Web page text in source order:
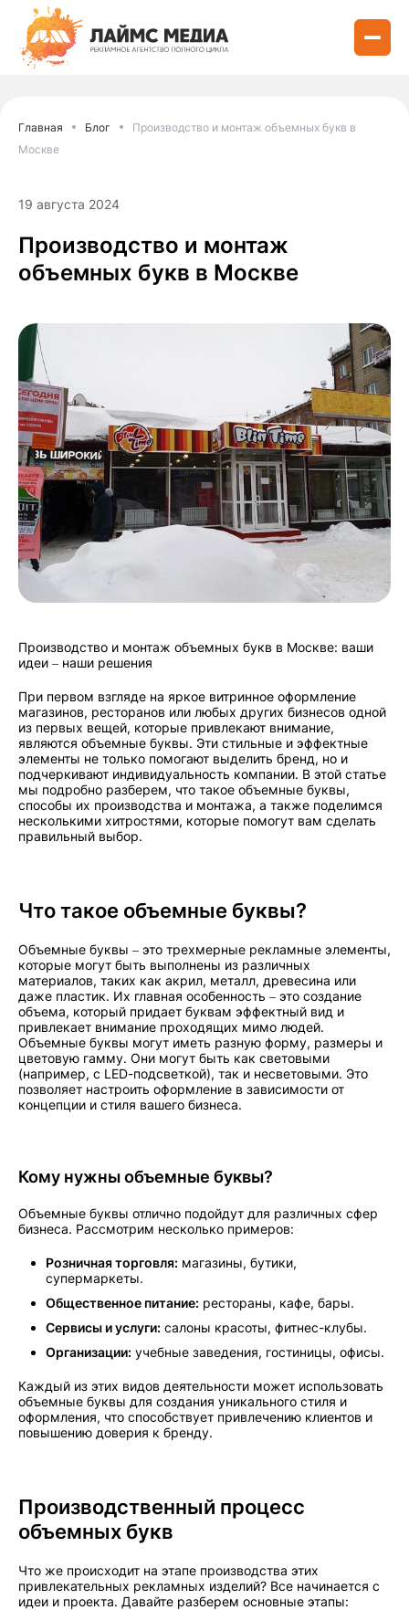
Главная Блог
Производство и монтаж объемных букв в
Москве
19 августа 2024
Производство и монтаж
объемных букв в Москве
Производство и монтаж объемных букв в Москве: ваши
идеи – наши решения
При первом взгляде на яркое витринное оформление
магазинов, ресторанов или любых других бизнесов одной
из первых вещей, которые привлекают внимание,
являются объемные буквы. Эти стильные и эффектные
элементы не только помогают выделить бренд, но и
подчеркивают индивидуальность компании. В этой статье
мы подробно разберем, что такое объемные буквы,
способы их производства и монтажа, а также поделимся
несколькими хитростями, которые помогут вам сделать
правильный выбор.
Что такое объемные буквы?
Объемные буквы – это трехмерные рекламные элементы,
которые могут быть выполнены из различных
материалов, таких как акрил, металл, древесина или
даже пластик. Их главная особенность – это создание
объема, который придает буквам эффектный вид и
привлекает внимание проходящих мимо людей.
Объемные буквы могут иметь разную форму, размеры и
цветовую гамму. Они могут быть как световыми
(например, с LED-подсветкой), так и несветовыми. Это
позволяет настроить оформление в зависимости от
концепции и стиля вашего бизнеса.
Кому нужны объемные буквы?
Объемные буквы отлично подойдут для различных сфер
бизнеса. Рассмотрим несколько примеров:
Розничная торговля: магазины, бутики,
супермаркеты.
Общественное питание: рестораны, кафе, бары.
Сервисы и услуги: салоны красоты, фитнес-клубы.
Организации: учебные заведения, гостиницы, офисы.
Каждый из этих видов деятельности может использовать
объемные буквы для создания уникального стиля и
оформления, что способствует привлечению клиентов и
повышению доверия к бренду.
Производственный процесс
объемных букв
Что же происходит на этапе производства этих
привлекательных рекламных изделий? Все начинается с
идеи и проекта. Давайте разберем основные этапы: